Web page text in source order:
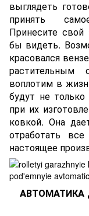
выглядеть
принять
Принесите свой
бы видеть.
красовался
воплотим в
будут не
при их
ковкой. Она
отработать
настоящее
АВТОМАТИКА